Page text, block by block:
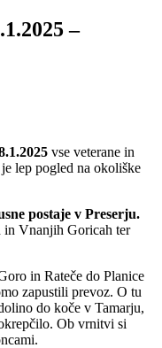
–
vse veterane in
lep pogled na okoliške
postaje v Preserju.
in Vnanjih Goricah ter
in Rateče do Planice
zapustili prevoz. O tu
do koče v Tamarju,
Ob vrnitvi si